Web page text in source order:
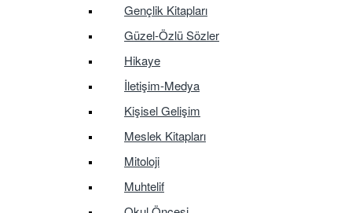
Gençlik Kitapları
Güzel-Özlü Sözler
Hikaye
İletişim-Medya
Kişisel Gelişim
Meslek Kitapları
Mitoloji
Muhtelif